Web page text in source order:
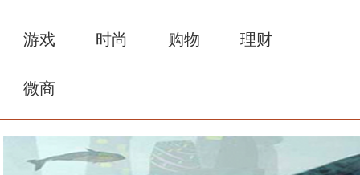
游戏 时尚 购物 理财
微商